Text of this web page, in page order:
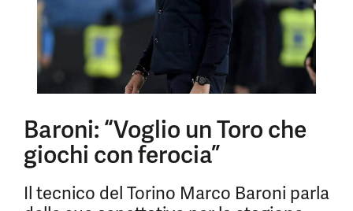
Baroni: “Voglio un Toro che
giochi con ferocia”
Il tecnico del Torino Marco Baroni parla